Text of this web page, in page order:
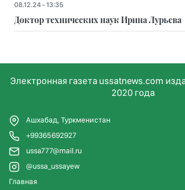
08.12.24 - 13:35
Доктор технических наук Ирина Лурьева
Электронная газета ussatnews.com
2020 года
Ашхабад, Туркменистан
+99365692927
ussa777@mail.ru
@ussa_ussayew
Главная